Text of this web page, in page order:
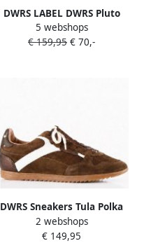
DWRS LABEL DWRS Pluto
Stone Cipra Grijs Leer Lage
sneakers Dames
5 webshops
€ 159,95 € 70,-
DWRS Sneakers Tula Polka
Dot Donker Bruin Off White
2 webshops
€ 149,95